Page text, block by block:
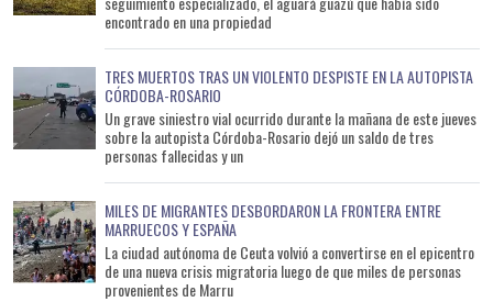
encontrado en una propiedad
TRES MUERTOS TRAS UN VIOLENTO DESPISTE EN LA AUTOPISTA
CÓRDOBA-ROSARIO
Un grave siniestro vial ocurrido durante la mañana de este jueves
sobre la autopista Córdoba-Rosario dejó un saldo de tres
personas fallecidas y un
MILES DE MIGRANTES DESBORDARON LA FRONTERA ENTRE
MARRUECOS Y ESPAÑA
La ciudad autónoma de Ceuta volvió a convertirse en el epicentro
de una nueva crisis migratoria luego de que miles de personas
provenientes de Marru